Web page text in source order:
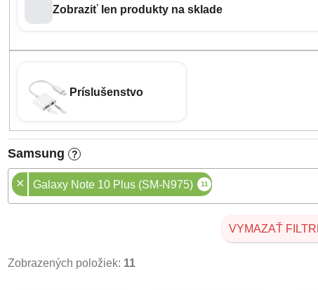
Zobraziť len produkty na sklade
Príslušenstvo
Samsung ?
× Galaxy Note 10 Plus (SM-N975) 11
VYMAZAŤ
Zobrazených položiek: 11